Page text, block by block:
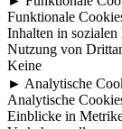
Funktionale
Inhalten in sozialen
Nutzung von
Keine
► Analytische
Analytische
Einblicke in